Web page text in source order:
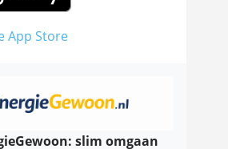
slim omgaan